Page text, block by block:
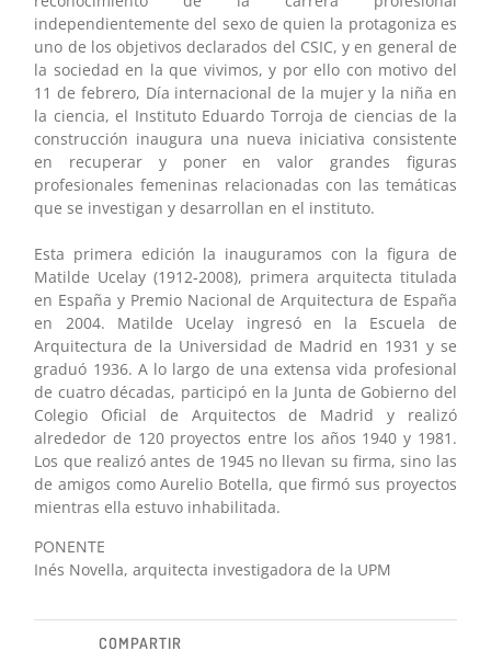
independientemente del sexo de quien la protagoniza es
uno de los objetivos declarados del CSIC, y en general de
la sociedad en la que vivimos, y por ello con motivo del
11 de febrero, Día internacional de la mujer y la niña en
la ciencia, el Instituto Eduardo Torroja de ciencias de la
construcción inaugura una nueva iniciativa consistente
en recuperar y poner en valor grandes figuras
profesionales femeninas relacionadas con las temáticas
que se investigan y desarrollan en el instituto.
Esta primera edición la inauguramos con la figura de
Matilde Ucelay (1912-2008), primera arquitecta titulada
en España y Premio Nacional de Arquitectura de España
en 2004. Matilde Ucelay ingresó en la Escuela de
Arquitectura de la Universidad de Madrid en 1931 y se
graduó 1936. A lo largo de una extensa vida profesional
de cuatro décadas, participó en la Junta de Gobierno del
Colegio Oficial de Arquitectos de Madrid y realizó
alrededor de 120 proyectos entre los años 1940 y 1981.
Los que realizó antes de 1945 no llevan su firma, sino las
de amigos como Aurelio Botella, que firmó sus proyectos
mientras ella estuvo inhabilitada.
PONENTE
Inés Novella, arquitecta investigadora de la UPM
COMPARTIR